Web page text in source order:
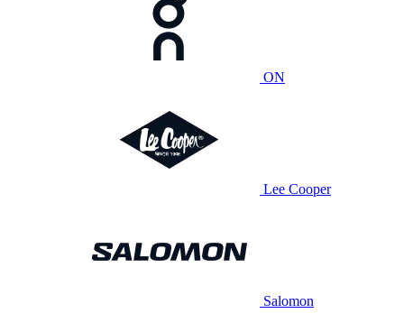
ON
Lee Cooper
Salomon